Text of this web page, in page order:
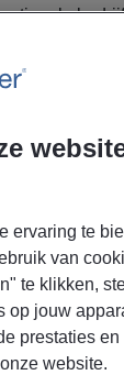
de regie
is voor een
in Amersfoort.
ga jij je
en elektrische
en
ervaring te
van
te klikken,
op jouw
prestaties en
website.